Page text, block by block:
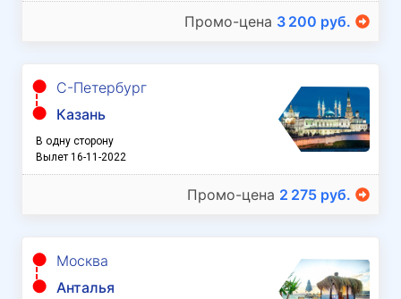
Промо-цена 3 200 руб.
С-Петербург
Казань
В одну сторону
Вылет 16-11-2022
Промо-цена 2 275 руб.
Москва
Анталья